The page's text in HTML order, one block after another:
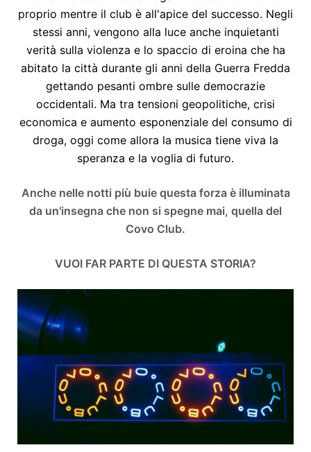
proprio mentre il club è all'apice del successo. Negli
stessi anni, vengono alla luce anche inquietanti
verità sulla violenza e lo spaccio di eroina che ha
abitato la città durante gli anni della Guerra Fredda
gettando pesanti ombre sulle democrazie
occidentali. Ma tra tensioni geopolitiche, crisi
economica e aumento esponenziale del consumo di
droga, oggi come allora la musica tiene viva la
speranza e la voglia di futuro.
Anche nelle notti più buie questa forza è illuminata
da un'insegna che non si spegne mai, quella del
Covo Club.
VUOI FAR PARTE DI QUESTA STORIA?